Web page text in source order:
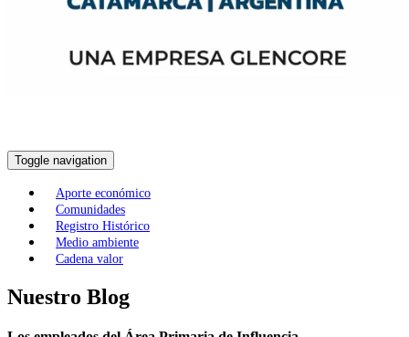
Toggle navigation
Aporte económico
Comunidades
Registro Histórico
Medio ambiente
Cadena valor
Nuestro Blog